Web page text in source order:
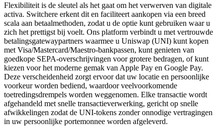
Flexibiliteit is de sleutel als het gaat om het verwerven van digitale
activa. Switchere erkent dit en faciliteert aankopen via een breed
scala aan betaalmethoden, zodat u de optie kunt gebruiken waar u
zich het prettigst bij voelt. Ons platform verbindt u met vertrouwde
betalingsgatewaypartners waarmee u Uniswap (UNI) kunt kopen
met Visa/Mastercard/Maestro-bankpassen, kunt genieten van
goedkope SEPA-overschrijvingen voor grotere bedragen, of kunt
kiezen voor het moderne gemak van Apple Pay en Google Pay.
Deze verscheidenheid zorgt ervoor dat uw locatie en persoonlijke
voorkeur worden bediend, waardoor veelvoorkomende
toetredingsdrempels worden weggenomen. Elke transactie wordt
afgehandeld met snelle transactieverwerking, gericht op snelle
afwikkelingen zodat de UNI-tokens zonder onnodige vertragingen
in uw persoonlijke portemonnee worden afgeleverd.